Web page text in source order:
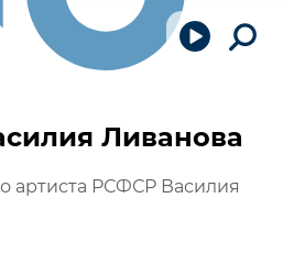
Ливанова
артиста РСФСР Василия